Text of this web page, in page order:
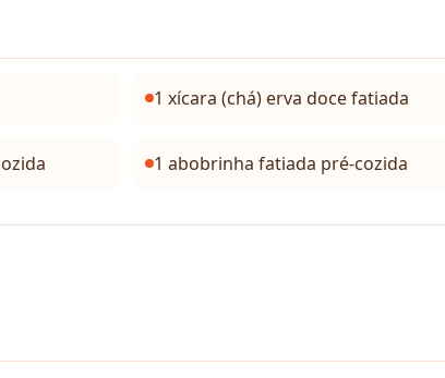
1 xícara (chá) erva doce fatiada
1 abobrinha fatiada pré-cozida